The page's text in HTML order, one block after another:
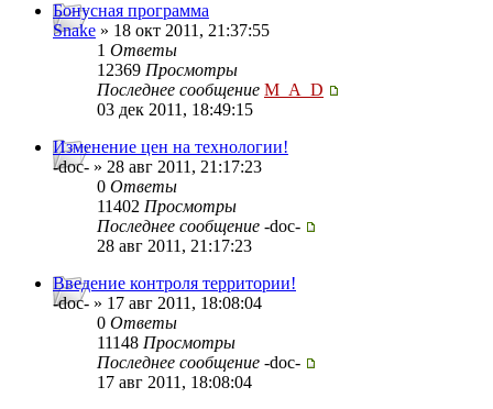
Бонусная программа
Snake » 18 окт 2011, 21:37:55
1 Ответы
12369 Просмотры
Последнее сообщение M_A_D
03 дек 2011, 18:49:15
Изменение цен на технологии!
-doc- » 28 авг 2011, 21:17:23
0 Ответы
11402 Просмотры
Последнее сообщение -doc-
28 авг 2011, 21:17:23
Введение контроля территории!
-doc- » 17 авг 2011, 18:08:04
0 Ответы
11148 Просмотры
Последнее сообщение -doc-
17 авг 2011, 18:08:04